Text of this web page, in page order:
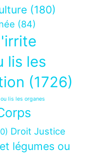
(180)
(84)
lis les
(1726)
lis les organes
Droit Justice
légumes ou